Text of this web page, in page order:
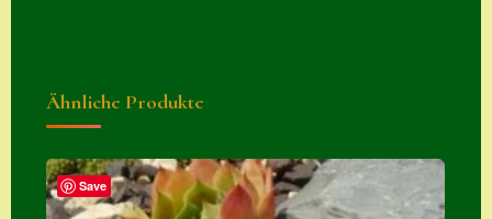
Zahlungs- &
Versandinfos
Ähnliche Produkte
Save